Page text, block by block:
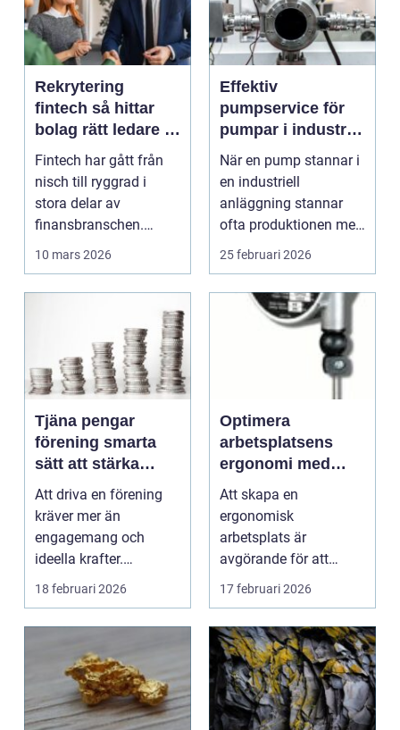
Rekrytering
fintech så hittar
bolag rätt ledare i
en reglerad
tillväxtbransch
Fintech har gått från
nisch till ryggrad i
stora delar av
finansbranschen.
Bolag bygger nya
10 mars 2026
Effektiv
pumpservice för
pumpar i industrin
– så undviker du
kostsamma
driftstopp
När en pump stannar i
en industriell
anläggning stannar
ofta produktionen med
den. Fö...
25 februari 2026
Tjäna pengar
förening smarta
sätt att stärka
kassan utan
krångel
Att driva en förening
kräver mer än
engagemang och
ideella krafter.
Träningshallar ska
18 februari 2026
Optimera
arbetsplatsens
ergonomi med
balansblock
Att skapa en
ergonomisk
arbetsplats är
avgörande för att
främja hälsa och v...
17 februari 2026